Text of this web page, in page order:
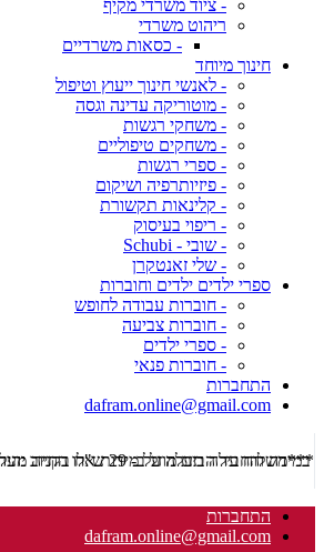
- ציוד משרדי מקיף
ריהוט משרדי
- כסאות משרדיים
חינוך מיוחד
- לאנשי חינוך ייעוץ וטיפול
- מוטוריקה עדינה וגסה
- משחקי רגשות
- משחקים טיפוליים
- ספרי רגשות
- פיזיותרפיה ושיקום
- קלינאות תקשורת
- ריפוי בעיסוק
- שובי - Schubi
- שלי זאנטקרן
ספרי ילדים ילדים וחוברות
- חוברות עבודה לחופש
- חוברות צביעה
- ספרי ילדים
- חוברות פנאי
התחברות
dafram.online@gmail.com
***משלוח עד הבית מוזל ב- 29 ש"ח בקניה מעל 289 ש"ח שליח עד הבית ***
התחברות
dafram.online@gmail.com